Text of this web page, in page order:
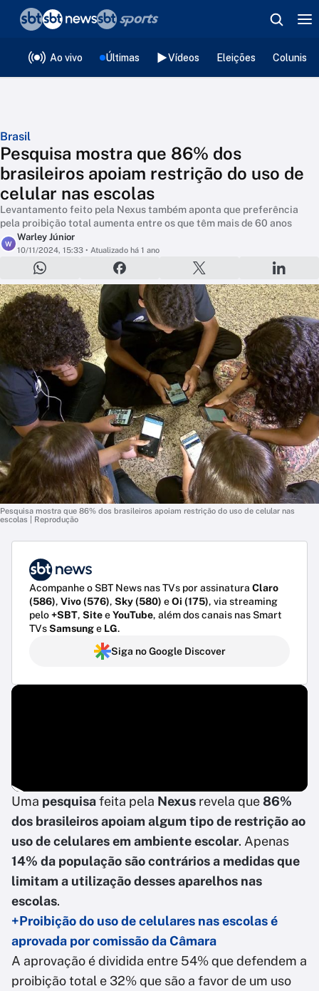
Ao vivo Últimas Vídeos Eleições
Brasil
Pesquisa mostra que 86% dos
brasileiros apoiam restrição do uso de
celular nas escolas
Levantamento feito pela Nexus também aponta que preferência
pela proibição total aumenta entre os que têm mais de 60 anos
W
Warley Júnior
10/11/2024, 15:33 • Atualizado há 1 ano
Pesquisa mostra que 86% dos brasileiros apoiam restrição do uso de celular nas
escolas | Reprodução
Acompanhe o SBT News nas TVs por assinatura Claro
(586), Vivo (576), Sky (580) eOi (175), via streaming
pelo+SBT, SiteeYouTube, além dos canais nas Smart
TVsSamsunge LG.
Siga no Google Discover
Uma pesquisafeita pela Nexus revela que86%
dos brasileiros apoiam algum tipo de restrição ao
uso de celulares em ambiente escolar. Apenas
14% da população são contrários a medidas que
limitam a utilização desses aparelhos nas
escolas.
+Proibição do uso de celulares nas escolas é
aprovada por comissão da Câmara
A aprovação é dividida entre 54% que defendem a
proibição total e 32% que são a favor de um uso
❮voltar
Editorias